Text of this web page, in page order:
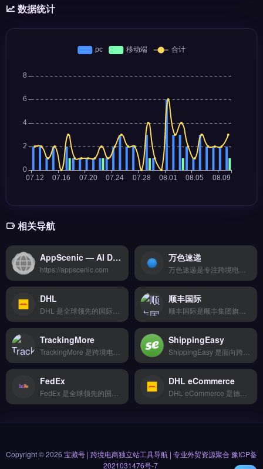
数据统计
相关导航
AppScenic — AI Dropshipping 全自动运营与供应链平台
https://appscenic.com
万色速递
DHL 顺丰国际
TrackingMore ShippingEasy
FedEx DHL eCommerce
Copyright © 2026 宝藏号 | 跨境电商独立站工具导航 | 专业外贸资源聚合豫ICP备
2021031476号-7